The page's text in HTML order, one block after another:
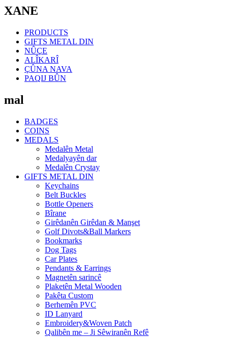
XANE
PRODUCTS
GIFTS METAL DIN
NÛÇE
ALÎKARÎ
ÇÛNA NAVA
PAQIJ BÛN
mal
BADGES
COINS
MEDALS
Medalên Metal
Medalyayên dar
Medalên Crystay
GIFTS METAL DIN
Keychains
Belt Buckles
Bottle Openers
Bîrane
Girêdanên Girêdan & Manşet
Golf Divots&Ball Markers
Bookmarks
Dog Tags
Car Plates
Pendants & Earrings
Magnetên sarincê
Plaketên Metal Wooden
Pakêta Custom
Berhemên PVC
ID Lanyard
Embroidery&Woven Patch
Qalibên me – Ji Sêwiranên Refê